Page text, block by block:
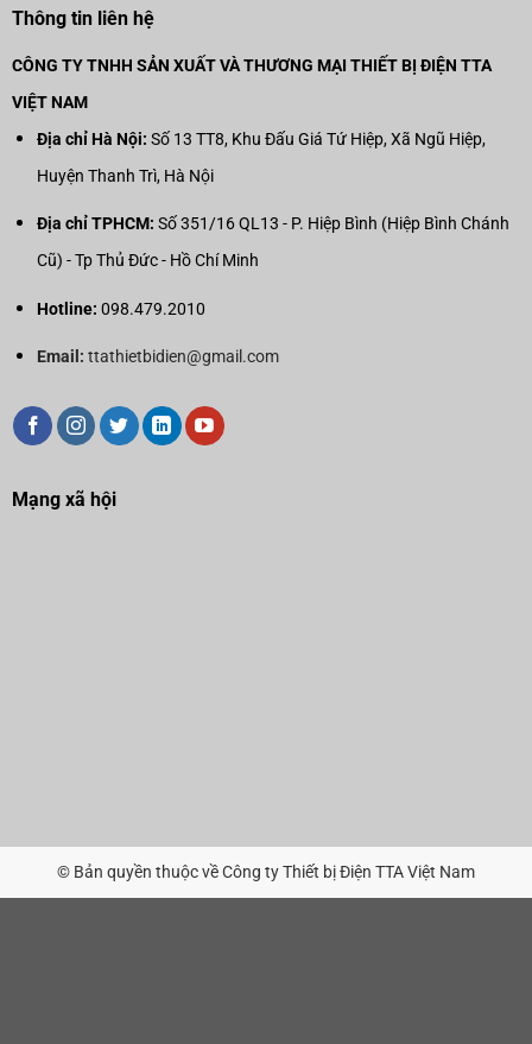
Thông tin liên hệ
CÔNG TY TNHH SẢN XUẤT VÀ THƯƠNG MẠI THIẾT BỊ ĐIỆN TTA
VIỆT NAM
Địa chỉ Hà Nội: Số 13 TT8, Khu Đấu Giá Tứ Hiệp, Xã Ngũ Hiệp,
Huyện Thanh Trì, Hà Nội
Địa chỉ TPHCM: Số 351/16 QL13 - P. Hiệp Bình (Hiệp Bình Chánh
Cũ) - Tp Thủ Đức - Hồ Chí Minh
Hotline: 098.479.2010
Email: ttathietbidien@gmail.com
Mạng xã hội
© Bản quyền thuộc về Công ty Thiết bị Điện TTA Việt Nam